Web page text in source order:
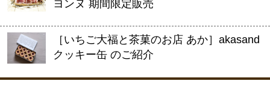
ヨンヌ 期間限定販売
［いちご大福と茶菓のお店 あか］akasand
クッキー缶 のご紹介